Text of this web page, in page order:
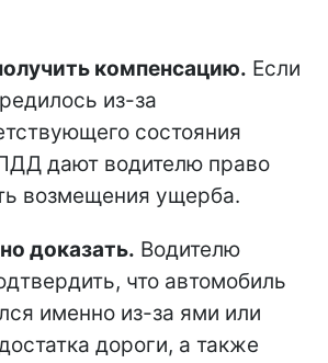
компенсацию. Если
из-за
состояния
дают водителю право
возмещения ущерба.
доказать. Водителю
что автомобиль
именно из-за ями или
дороги, а также